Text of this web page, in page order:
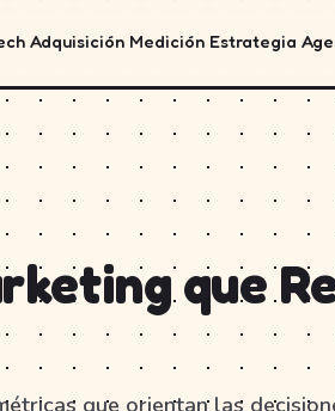
Adquisición Medición Estrategia
que
que orientan las